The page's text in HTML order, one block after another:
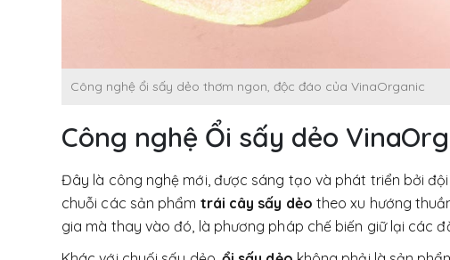
Công nghệ ổi sấy dẻo thơm ngon, độc đáo của VinaOrganic
Công nghệ Ổi sấy dẻo
Đây là công nghệ mới, được sáng tạo và phát triển bởi
chuỗi các sản phẩm trái cây sấy dẻo theo xu hướng
gia mà thay vào đó, là phương pháp chế biến giữ lại các